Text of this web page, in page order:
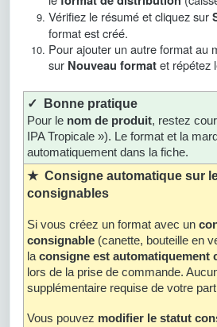
Vérifiez le résumé et cliquez sur
format est créé.
Pour ajouter un autre format au
sur Nouveau formatet répétez
✓ Bonne pratique
Pour le nom de produit, restez
IPA Tropicale »). Le format et la
automatiquement dans la fiche.
★ Consigne automatique sur
consignables
Si vous créez un format avec un
consignable (canette, bouteille en
la consigne est automatiquement
lors de la prise de commande.
supplémentaire requise de votre
Vous pouvez modifier le statut